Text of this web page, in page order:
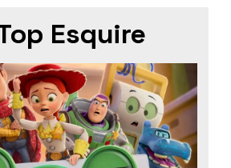
Esquire